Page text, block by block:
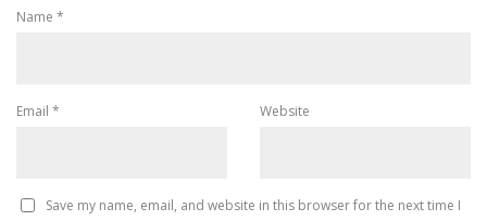
Name *
Email * Website
Save my name, email, and website in this browser for the next time I